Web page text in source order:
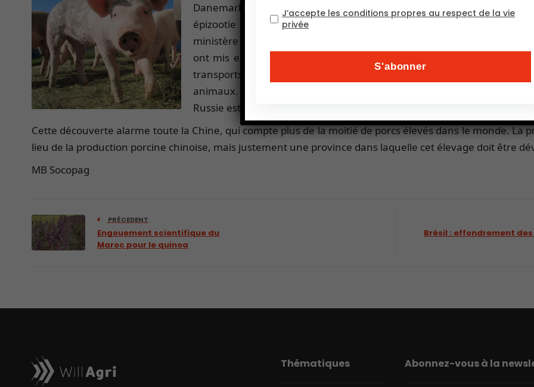
Danemark sont menacés. Des experts sanitaires internationaux
épizootie ne progresserait pas uniquement vers l’Ouest. Des cas
ministère de l’Agriculture de Pékin, en particulier près de la ville de
ont mis en place des zones de quarantaine et des zones
transports de porcs ont été interdits dans la région, ainsi que
animaux. On ne sait pas d’où le virus a pu provenir. La frontière
Russie est encore plus éloignée.
Cette découverte alarme toute la Chine, qui compte plus de la moitié de porcs élevés dans le monde. La
lieu de la production porcine chinoise, mais justement une province dans laquelle cet élevage doit être
MB Socopag
PRÉCEDENT
Engouement scientifique du
Maroc pour le quinoa
Brésil : effondrement
Thématiques Abonnez-vous à la
J’accepte les conditions propres au respect de la vie
privée